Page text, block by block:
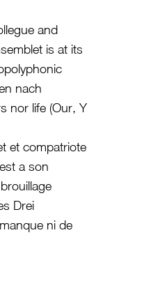
and
is at its
nach
nor life (Our, Y
et compatriote
a son
Drei
ni de